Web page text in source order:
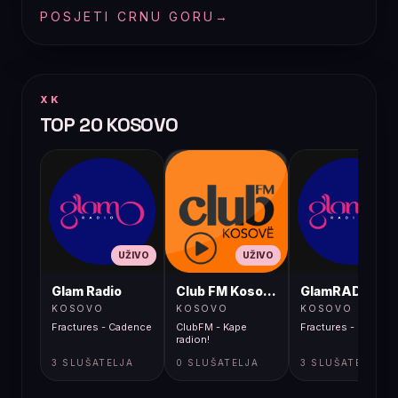
POSJETI CRNU GORU →
XK
TOP 20 KOSOVO
UŽIVO
Glam Radio
KOSOVO
Fractures - Cadence
3 SLUŠATELJA
UŽIVO
Club FM Kosovë
KOSOVO
ClubFM - Kape
radion!
0 SLUŠATELJA
GlamRADIO
KOSOVO
Fractures -
3 SLUŠATELJA